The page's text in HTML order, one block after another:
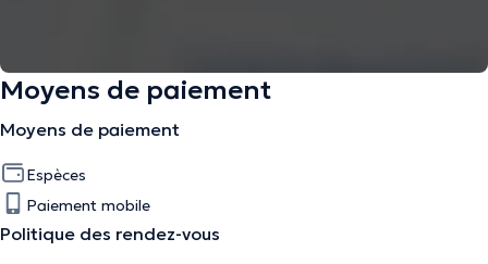
Moyens de paiement
Moyens de paiement
Espèces
Paiement mobile
Politique des rendez-vous